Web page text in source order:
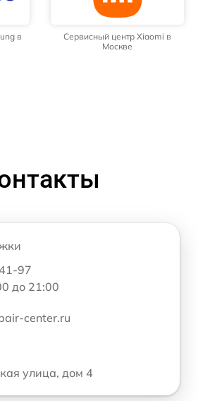
в
Сервисный центр Xiaomi в
Москве
97
до 21:00
center.ru
улица, дом 4